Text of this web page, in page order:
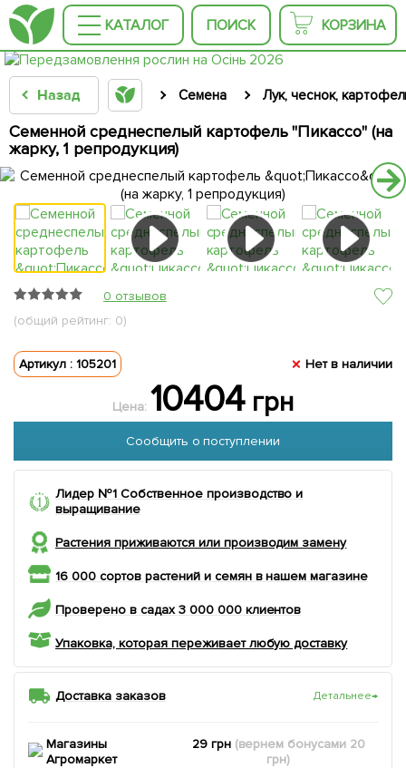
КАТАЛОГ ПОИСК КОРЗИНА
Назад Семена Лук, чеснок,
Семенной среднеспелый картофель "Пикассо" (на
жарку, 1 репродукция)
0 отзывов
(общий рейтинг: 0)
Артикул : 105201 Нет в наличии
Цена: 10404грн
Сообщить о поступлении
Лидер №1 Собственное производство и
выращивание
Растения приживаются или производим замену
16 000 сортов растений и семян в нашем магазине
Проверено в садах 3 000 000 клиентов
Упаковка, которая переживает любую доставку
Доставка заказов Детальнее→
Магазины
Агромаркет
29 грн (вернем бонусами 20
грн)